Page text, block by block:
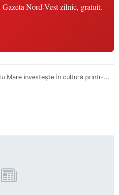
Nord-Vest zilnic, gratuit.
Mare investește în cultură printr-...